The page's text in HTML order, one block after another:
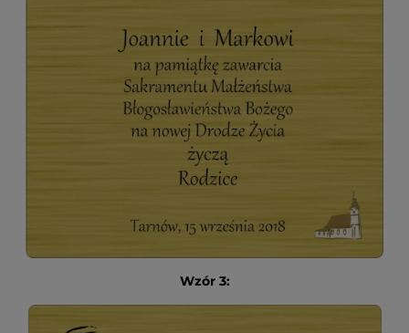
Wzór 3: